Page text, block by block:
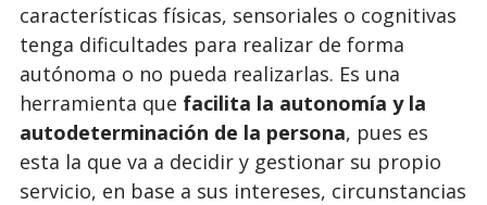
características físicas, sensoriales o cognitivas
tenga dificultades para realizar de forma
autónoma o no pueda realizarlas. Es una
herramienta que facilita la autonomía y la
autodeterminación de la persona, pues es
esta la que va a decidir y gestionar su propio
servicio, en base a sus intereses, circunstancias